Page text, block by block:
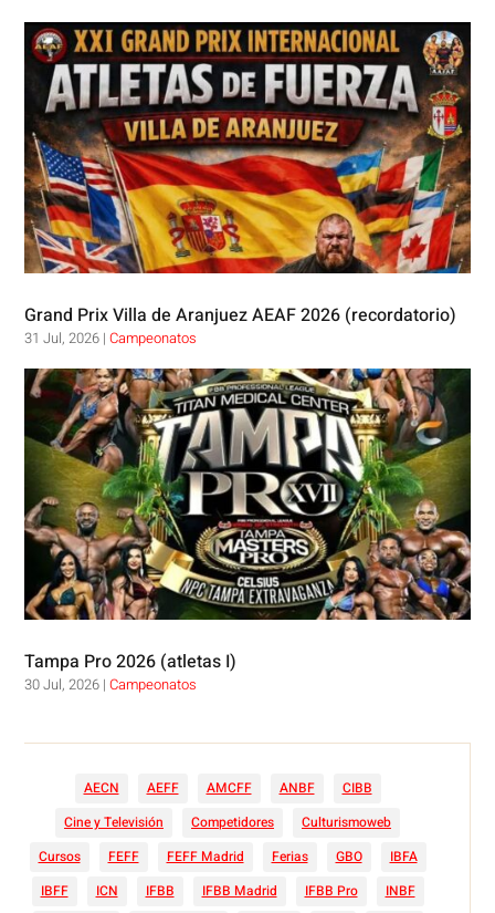
Grand Prix Villa de Aranjuez AEAF 2026 (recordatorio)
31 Jul, 2026 |Campeonatos
Tampa Pro 2026 (atletas I)
30 Jul, 2026 |Campeonatos
AECN AEFF AMCFF ANBF
CIBB
Cine y Televisión
Competidores
Culturismoweb
Cursos
FEFF FEFF Madrid Ferias GBO
IBFA
IBFF
ICN IFBB IFBB Madrid IFBB Pro
INBF